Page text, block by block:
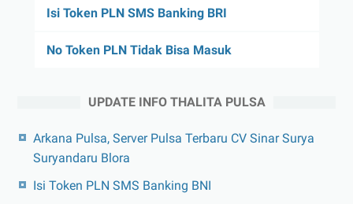
Isi Token PLN SMS Banking BRI
No Token PLN Tidak Bisa Masuk
UPDATE INFO THALITA PULSA
Arkana Pulsa, Server Pulsa Terbaru CV Sinar Surya
Suryandaru Blora
Isi Token PLN SMS Banking BNI